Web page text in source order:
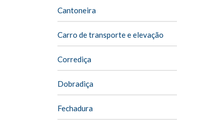
Cantoneira
Carro de transporte e elevação
Corrediça
Dobradiça
Fechadura